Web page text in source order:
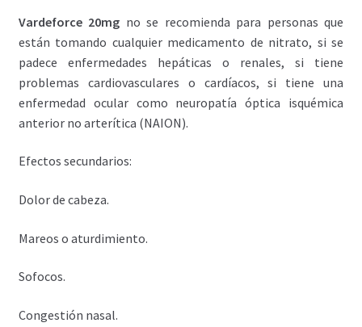
Vardeforce 20mg no se recomienda para personas que
están tomando cualquier medicamento de nitrato, si se
padece enfermedades hepáticas o renales, si tiene
problemas cardiovasculares o cardíacos, si tiene una
enfermedad ocular como neuropatía óptica isquémica
anterior no arterítica (NAION).
Efectos secundarios:
Dolor de cabeza.
Mareos o aturdimiento.
Sofocos.
Congestión nasal.